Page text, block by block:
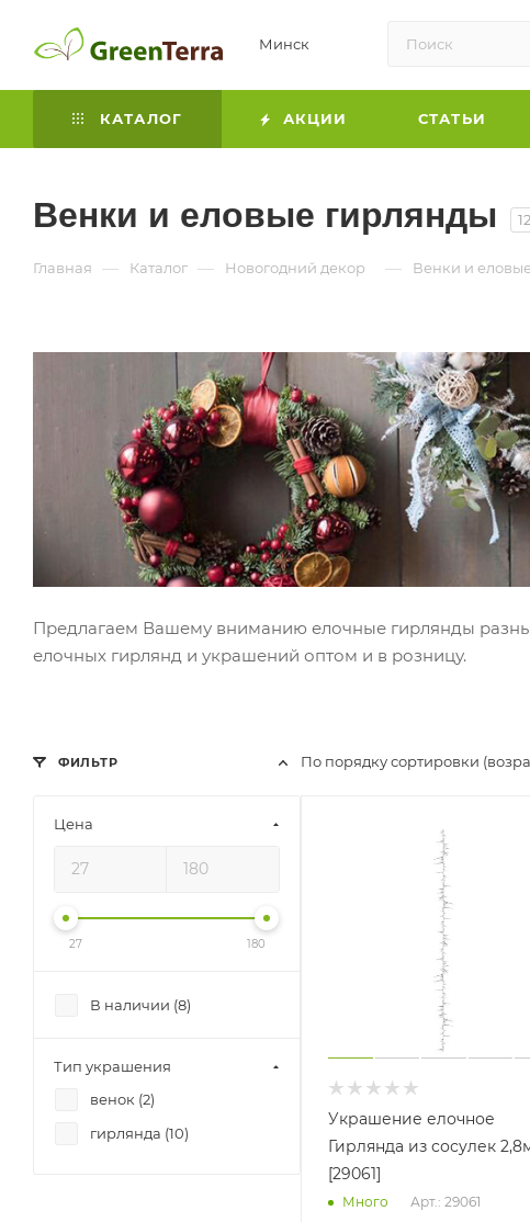
Минск
КАТАЛОГ АКЦИИ СТАТЬИ
Венки и еловые гирлянды 12
Главная — Каталог — Новогодний декор — Венки и
Предлагаем Вашему вниманию елочные гирлянды
елочных гирлянд и украшений оптом и в розницу.
По порядку сортировки
Украшение елочное
Гирлянда из сосулек
[29061]
Много Арт.: 29061
ФИЛЬТР
Цена
27 180
В наличии (8)
Тип украшения
венок (2)
гирлянда (10)